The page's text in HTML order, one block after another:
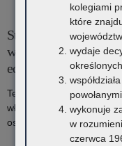
Stypendium ministra
wychowania dla
edukacyjne w roku
Terminy składania
właściwego do spraw
osiągnięcia edukacyjne
kolegiami
które
wydaje
wykonuje
w
czerwca